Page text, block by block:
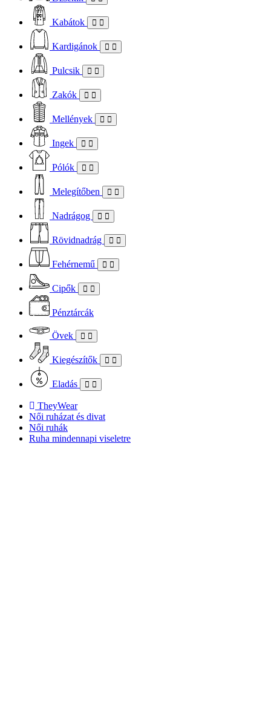
Kabátok
Kardigánok
Pulcsik
Zakók
Mellények
Ingek
Pólók
Melegítőben
Nadrágog
Rövidnadrág
Fehérnemű
Cipők
Pénztárcák
Övek
Kiegészítők
Eladás
TheyWear
Női ruházat és divat
Női ruhák
Ruha mindennapi viseletre